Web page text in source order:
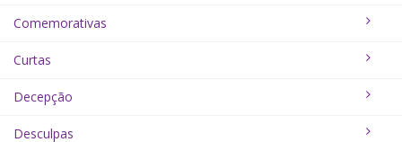
Comemorativas
Curtas
Decepção
Desculpas